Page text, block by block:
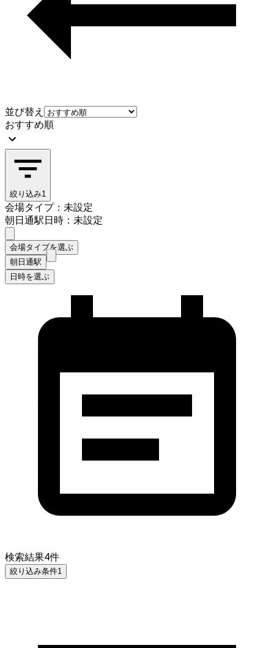
並び替え
おすすめ順
絞り込み1
会場タイプ：未設定
朝日通駅日時：未設定
会場タイプを選ぶ
朝日通駅
日時を選ぶ
検索結果4件
絞り込み条件1